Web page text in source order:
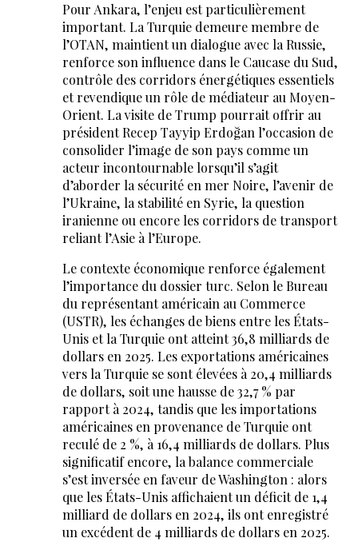
Pour Ankara, l’enjeu est particulièrement
important. La Turquie demeure membre de
l’OTAN, maintient un dialogue avec la Russie,
renforce son influence dans le Caucase du Sud,
contrôle des corridors énergétiques essentiels
et revendique un rôle de médiateur au Moyen-
Orient. La visite de Trump pourrait offrir au
président Recep Tayyip Erdoğan l’occasion de
consolider l’image de son pays comme un
acteur incontournable lorsqu’il s’agit
d’aborder la sécurité en mer Noire, l’avenir de
l’Ukraine, la stabilité en Syrie, la question
iranienne ou encore les corridors de transport
reliant l’Asie à l’Europe.
Le contexte économique renforce également
l’importance du dossier turc. Selon le Bureau
du représentant américain au Commerce
(USTR), les échanges de biens entre les États-
Unis et la Turquie ont atteint 36,8 milliards de
dollars en 2025. Les exportations américaines
vers la Turquie se sont élevées à 20,4 milliards
de dollars, soit une hausse de 32,7 % par
rapport à 2024, tandis que les importations
américaines en provenance de Turquie ont
reculé de 2 %, à 16,4 milliards de dollars. Plus
significatif encore, la balance commerciale
s’est inversée en faveur de Washington : alors
que les États-Unis affichaient un déficit de 1,4
milliard de dollars en 2024, ils ont enregistré
un excédent de 4 milliards de dollars en 2025.